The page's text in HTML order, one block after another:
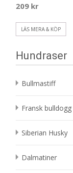
209 kr
LÄS MERA & KÖP
Hundraser
Bullmastiff
Fransk bulldogg
Siberian Husky
Dalmatiner